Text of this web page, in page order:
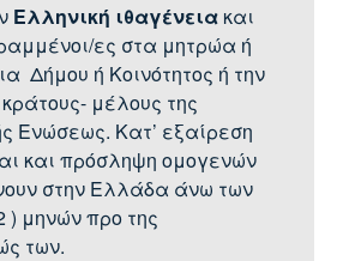
Ελληνική ιθαγένεια και
ες στα μητρώα ή
Δήμου ή Κοινότητος ή την
μέλους της
Ενώσεως. Κατ’ εξαίρεση
και πρόσληψη ομογενών
στην Ελλάδα άνω των
) μηνών προ της
των.